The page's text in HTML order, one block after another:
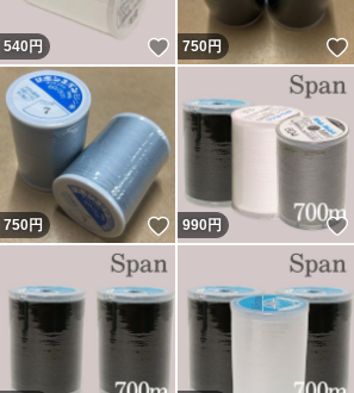
いいね！
540円 いいね！
750円
いいね！
750円 いいね！
990円